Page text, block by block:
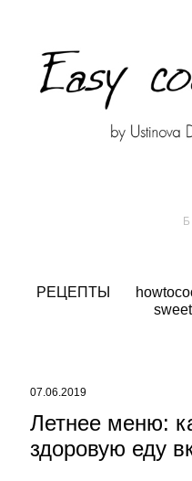
ОНЛАЙН ШКОЛА
СБОРНИКИ
РЕЦЕПТЫ
07.06.2019
Летнее меню:
здоровую еду